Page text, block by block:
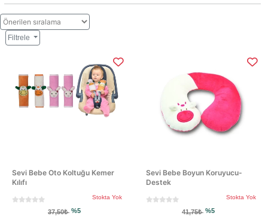
Filtrele
Sevi Bebe Oto Koltuğu Kemer
Kılıfı
Stokta Yok
37,50₺ %5
Sevi Bebe Boyun Koruyucu-
Destek
Stokta Yok
41,75₺ %5